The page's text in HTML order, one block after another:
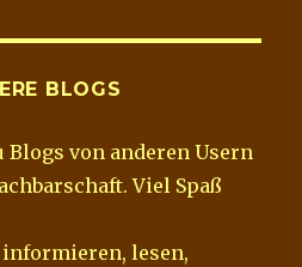
BLOGS
von anderen Usern
Viel Spaß
lesen,